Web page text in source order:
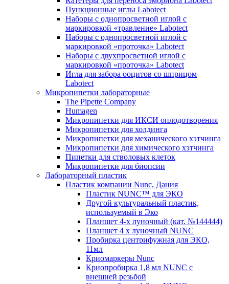
Пункционные иглы Labotect
Наборы с однопросветной иглой с
маркировкой «травление» Labotect
Наборы с однопросветной иглой с
маркировкой «проточка» Labotect
Наборы с двухпросветной иглой с
маркировкой «проточка» Labotect
Игла для забора ооцитов со шприцом
Labotect
Микропипетки лабораторные
The Pipette Company
Humagen
Микропипетки для ИКСИ оплодотворения
Микропипетки для холдинга
Микропипетки для механического хэтчинга
Микропипетки для химического хэтчинга
Пипетки для стволовых клеток
Микропипетки для биопсии
Лабораторный пластик
Пластик компании Nunc, Дания
Пластик NUNC™ для ЭКО
Другой культуральный пластик,
используемый в Эко
Планшет 4-х луночный (кат. №144444)
Планшет 4 х луночный NUNC
Пробирка центрифужная для ЭКО,
11мл
Криомаркеры Nunc
Криопробирка 1,8 мл NUNC с
внешней резьбой